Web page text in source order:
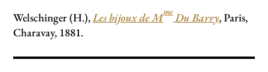
Welschinger (H.),Les bijoux de MmeDu Barry, Paris,
Charavay, 1881.